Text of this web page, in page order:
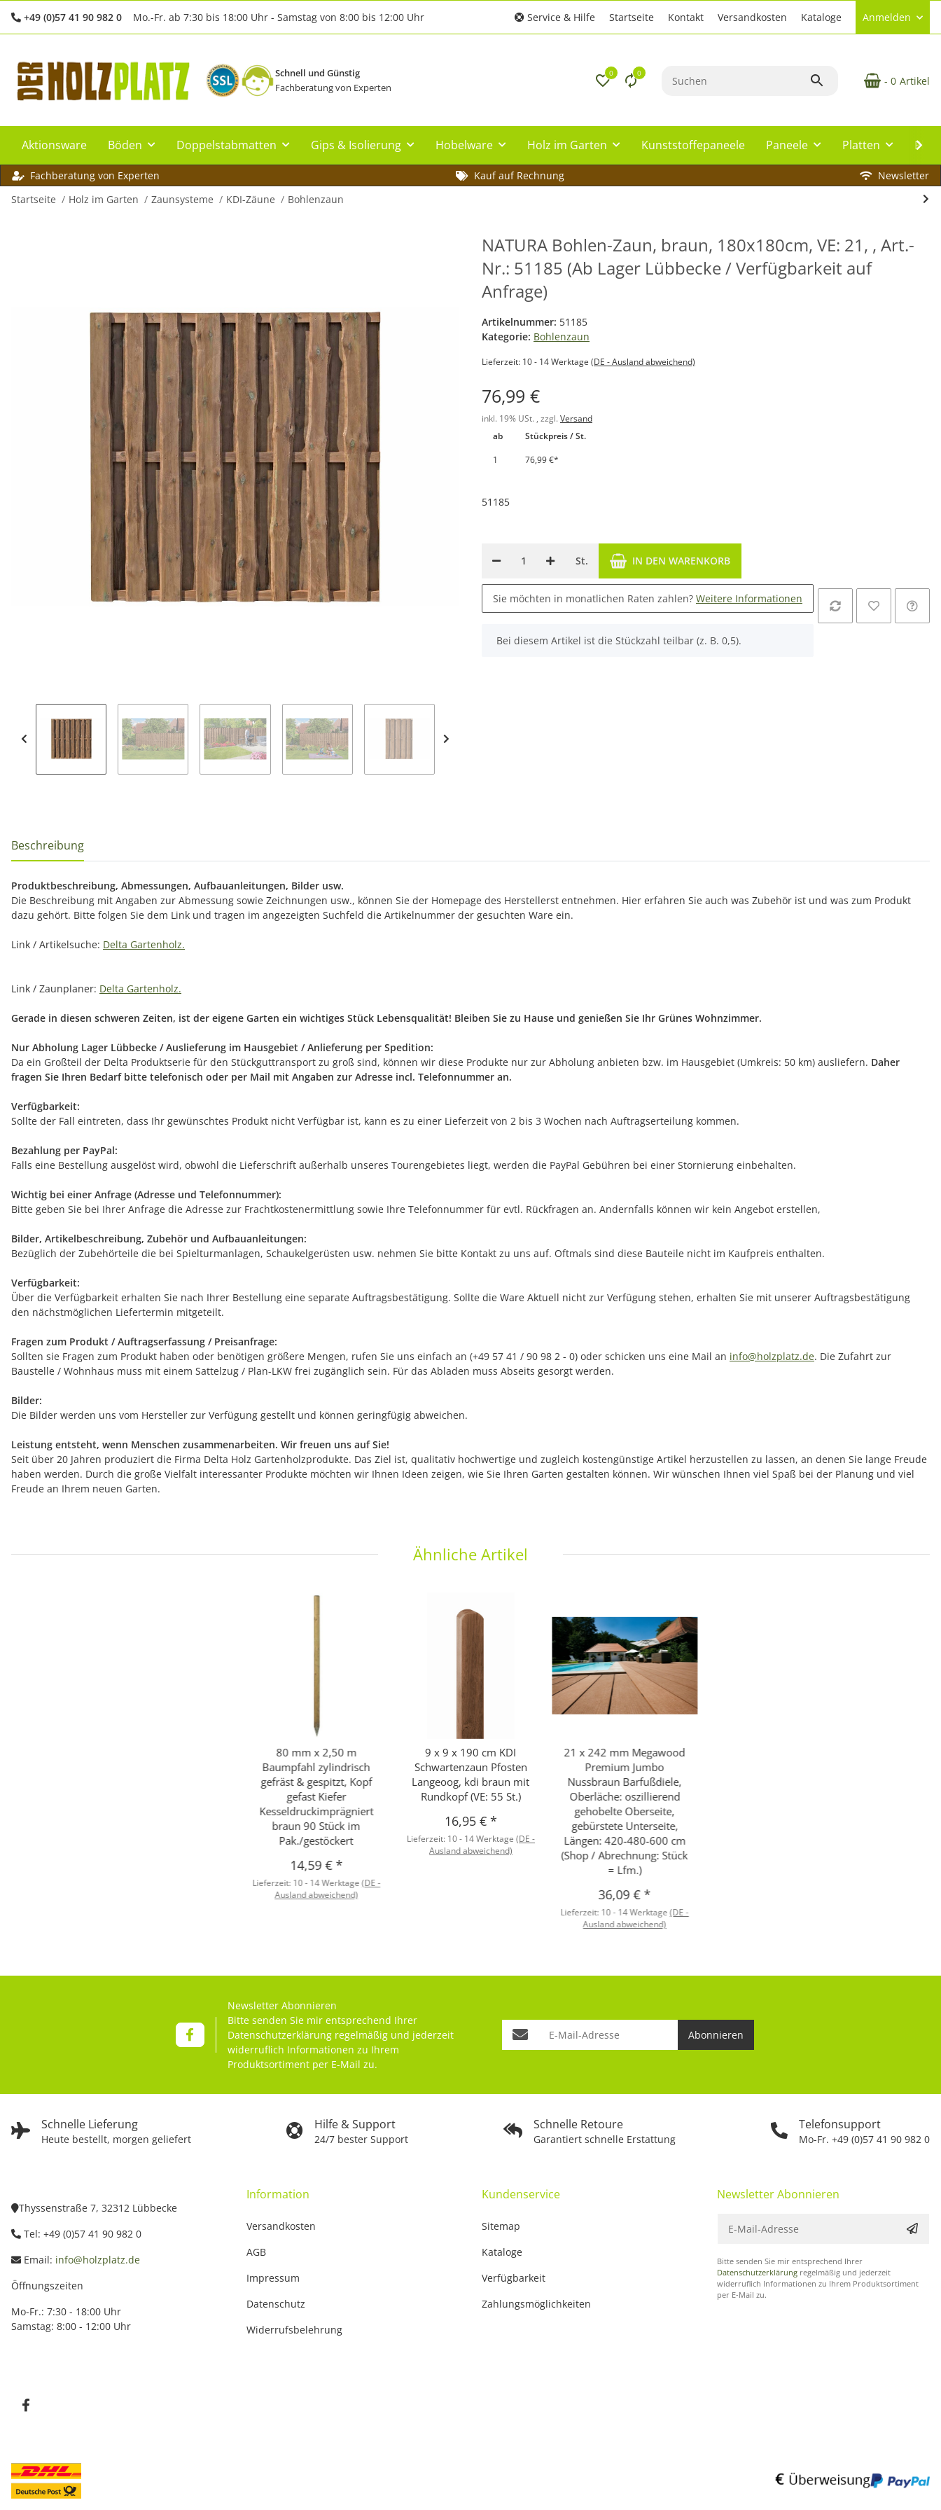
+49 (0)57 41 90 982 0 Mo.-Fr. ab 7:30 bis 18:00 Uhr - Samstag von 8:00 bis 12:00 Uhr Service & Hilfe Startseite Kontakt Versandkosten Kataloge Anmelden
Schnell und Günstig
Fachberatung von Experten
0 0
- 0 Artikel
Aktionsware Böden Doppelstabmatten Gips & Isolierung Hobelware Holz im Garten Kunststoffepaneele Paneele Platten
Fachberatung von Experten Kauf auf Rechnung
Newsletter
Startseite
Holz im Garten Zaunsysteme KDI-Zäune Bohlenzaun
NATURA Bohlen-Zaun, braun, 180x180cm, VE: 21, , Art.-
Nr.: 51185 (Ab Lager Lübbecke / Verfügbarkeit auf
Anfrage)
Artikelnummer: 51185
Kategorie: Bohlenzaun
Lieferzeit: 10 - 14 Werktage (DE - Ausland abweichend)
76,99 €
inkl. 19% USt. , zzgl. Versand
ab
Stückpreis / St.
1
76,99 €*
51185
St. IN DEN WARENKORB
Sie möchten in monatlichen Raten zahlen? Weitere Informationen
x
Bei diesem Artikel ist die Stückzahl teilbar (z. B. 0,5).
Beschreibung
Produktbeschreibung, Abmessungen, Aufbauanleitungen, Bilder usw.
Die Beschreibung mit Angaben zur Abmessung sowie Zeichnungen usw., können Sie der Homepage des Herstellerst entnehmen. Hier erfahren Sie auch was Zubehör ist und was zum Produkt
dazu gehört. Bitte folgen Sie dem Link und tragen im angezeigten Suchfeld die Artikelnummer der gesuchten Ware ein.
Link / Artikelsuche: Delta Gartenholz.
Link / Zaunplaner: Delta Gartenholz.
Gerade in diesen schweren Zeiten, ist der eigene Garten ein wichtiges Stück Lebensqualität! Bleiben Sie zu Hause und genießen Sie Ihr Grünes Wohnzimmer.
Nur Abholung Lager Lübbecke / Auslieferung im Hausgebiet / Anlieferung per Spedition:
Da ein Großteil der Delta Produktserie für den Stückguttransport zu groß sind, können wir diese Produkte nur zur Abholung anbieten bzw. im Hausgebiet (Umkreis: 50 km) ausliefern. Daher
fragen Sie Ihren Bedarf bitte telefonisch oder per Mail mit Angaben zur Adresse incl. Telefonnummer an.
Verfügbarkeit:
Sollte der Fall eintreten, dass Ihr gewünschtes Produkt nicht Verfügbar ist, kann es zu einer Lieferzeit von 2 bis 3 Wochen nach Auftragserteilung kommen.
Bezahlung per PayPal:
Falls eine Bestellung ausgelöst wird, obwohl die Lieferschrift außerhalb unseres Tourengebietes liegt, werden die PayPal Gebühren bei einer Stornierung einbehalten.
Wichtig bei einer Anfrage (Adresse und Telefonnummer):
Bitte geben Sie bei Ihrer Anfrage die Adresse zur Frachtkostenermittlung sowie Ihre Telefonnummer für evtl. Rückfragen an. Andernfalls können wir kein Angebot erstellen,
Bilder, Artikelbeschreibung, Zubehör und Aufbauanleitungen:
Bezüglich der Zubehörteile die bei Spielturmanlagen, Schaukelgerüsten usw. nehmen Sie bitte Kontakt zu uns auf. Oftmals sind diese Bauteile nicht im Kaufpreis enthalten.
Verfügbarkeit:
Über die Verfügbarkeit erhalten Sie nach Ihrer Bestellung eine separate Auftragsbestätigung. Sollte die Ware Aktuell nicht zur Verfügung stehen, erhalten Sie mit unserer Auftragsbestätigung
den nächstmöglichen Liefertermin mitgeteilt.
Fragen zum Produkt / Auftragserfassung / Preisanfrage:
Sollten sie Fragen zum Produkt haben oder benötigen größere Mengen, rufen Sie uns einfach an (+49 57 41 / 90 98 2 - 0) oder schicken uns eine Mail an info@holzplatz.de. Die Zufahrt zur
Baustelle / Wohnhaus muss mit einem Sattelzug / Plan-LKW frei zugänglich sein. Für das Abladen muss Abseits gesorgt werden.
Bilder:
Die Bilder werden uns vom Hersteller zur Verfügung gestellt und können geringfügig abweichen.
Leistung entsteht, wenn Menschen zusammenarbeiten. Wir freuen uns auf Sie!
Seit über 20 Jahren produziert die Firma Delta Holz Gartenholzprodukte. Das Ziel ist, qualitativ hochwertige und zugleich kostengünstige Artikel herzustellen zu lassen, an denen Sie lange Freude
haben werden. Durch die große Vielfalt interessanter Produkte möchten wir Ihnen Ideen zeigen, wie Sie Ihren Garten gestalten können. Wir wünschen Ihnen viel Spaß bei der Planung und viel
Freude an Ihrem neuen Garten.
Ähnliche Artikel
80 mm x 2,50 m
Baumpfahl zylindrisch
gefräst & gespitzt, Kopf
gefast Kiefer
Kesseldruckimprägniert
braun 90 Stück im
Pak./gestöckert
14,59 € *
Lieferzeit: 10 - 14 Werktage(DE -
Ausland abweichend)
9 x 9 x 190 cm KDI
Schwartenzaun Pfosten
Langeoog, kdi braun mit
Rundkopf (VE: 55 St.)
16,95 € *
Lieferzeit: 10 - 14 Werktage (DE -
Ausland abweichend)
21 x 242 mm Megawood
Premium Jumbo
Nussbraun Barfußdiele,
Oberläche: oszillierend
gehobelte Oberseite,
gebürstete Unterseite,
Längen: 420-480-600 cm
(Shop / Abrechnung: Stück
= Lfm.)
36,09 € *
Lieferzeit: 10 - 14 Werktage(DE -
Ausland abweichend)
Schnelle Lieferung
Heute bestellt, morgen geliefert
Hilfe & Support
24/7 bester Support
Schnelle Retoure
Garantiert schnelle Erstattung
Telefonsupport
Mo-Fr. +49 (0)57 41 90 982 0
Newsletter Abonnieren
Bitte senden Sie mir entsprechend Ihrer
Datenschutzerklärung regelmäßig und jederzeit
widerruflich Informationen zu Ihrem
Produktsortiment per E-Mail zu.
Abonnieren
Thyssenstraße 7, 32312 Lübbecke
Tel: +49 (0)57 41 90 982 0
Email: info@holzplatz.de
Öffnungszeiten
Mo-Fr.: 7:30 - 18:00 Uhr
Samstag: 8:00 - 12:00 Uhr
Information
Versandkosten
AGB
Impressum
Datenschutz
Widerrufsbelehrung
Kundenservice
Sitemap
Kataloge
Verfügbarkeit
Zahlungsmöglichkeiten
Newsletter Abonnieren
Bitte senden Sie mir entsprechend Ihrer
Datenschutzerklärung regelmäßig und jederzeit
widerruflich Informationen zu Ihrem Produktsortiment
per E-Mail zu.